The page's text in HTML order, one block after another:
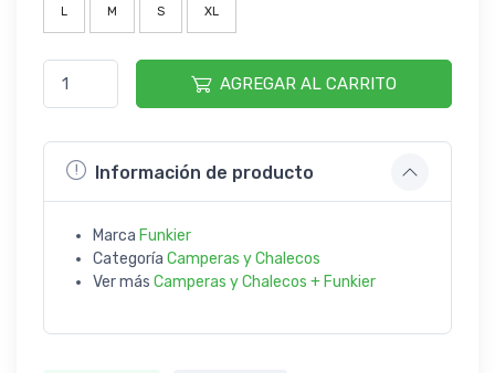
L M S XL
AGREGAR AL CARRITO
Información de producto
Marca Funkier
Categoría Camperas y Chalecos
Ver más Camperas y Chalecos + Funkier